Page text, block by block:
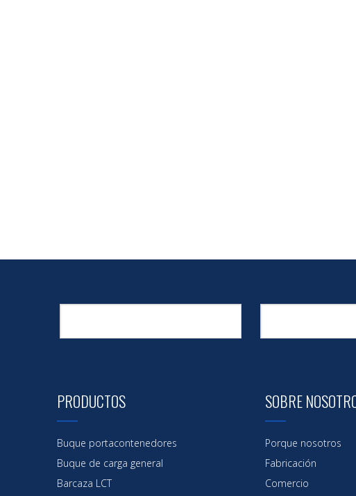
PRODUCTOS
Buque portacontenedores
Buque de carga general
Barcaza LCT
SOBRE
Porque nosotros
Fabricación
Comercio